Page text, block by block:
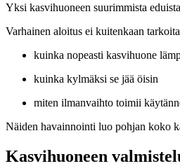
Yksi kasvihuoneen suurimmista
Varhainen aloitus ei kuitenkaan
kuinka nopeasti kasvihuone
kuinka kylmäksi se jää öisin
miten ilmanvaihto toimii
Näiden havainnointi luo pohjan koko
Kasvihuoneen